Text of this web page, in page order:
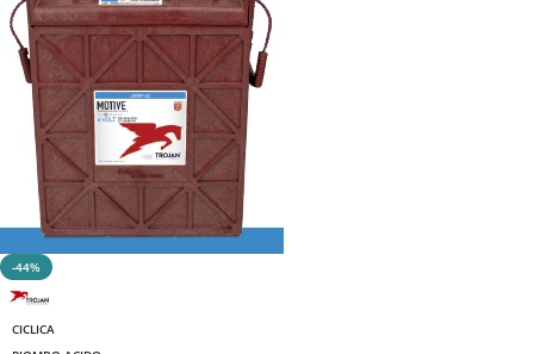
-44%
CICLICA